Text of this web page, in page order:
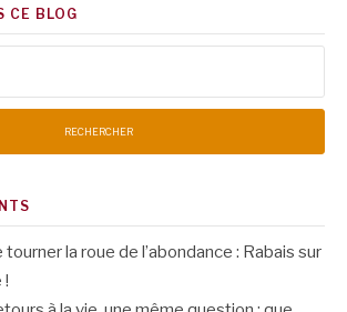
CE BLOG
la roue de l’abondance : Rabais sur
!